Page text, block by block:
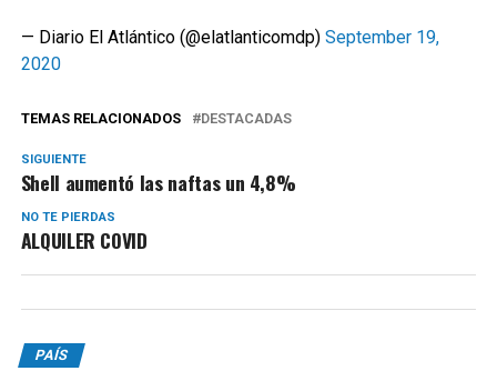
— Diario El Atlántico (@elatlanticomdp) September 19,
2020
TEMAS RELACIONADOS DESTACADAS
SIGUIENTE
Shell aumentó las naftas un 4,8%
NO TE PIERDAS
ALQUILER COVID
PAÍS